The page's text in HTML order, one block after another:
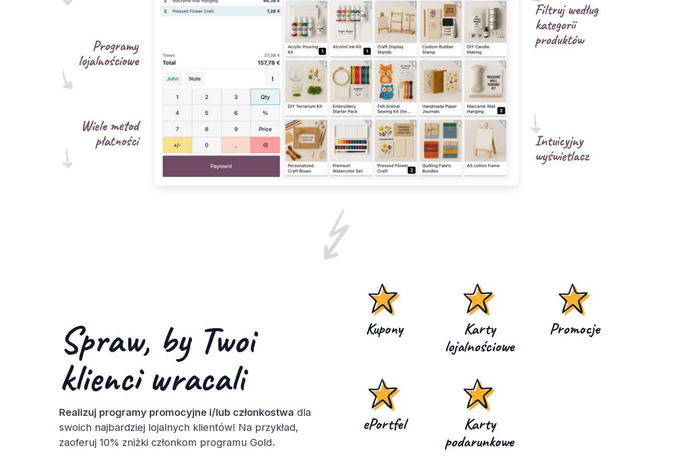
Programy
lojalnościowe
Wiele metod
płatności
Filtruj według
kategorii
produktów
Intuicyjny
wyświetlacz
Spraw, by Twoi
klienci wracali
Realizuj programy promocyjne i/lub członkostwa dla
swoich najbardziej lojalnych klientów! Na przykład,
zaoferuj 10% zniżki członkom programu Gold.
Kupony
Karty
lojalnościowe
Promocje
ePortfel
Karty
podarunkowe